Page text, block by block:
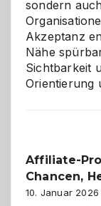
sondern
Akzeptanz
Nähe
Sichtbarkeit
Orientierung
Affiliate-
Chancen,
10. Januar 2026